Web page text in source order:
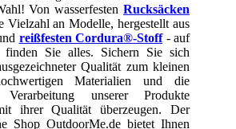
Von wasserfesten Rucksäcken
Vielzahl an Modelle, hergestellt aus
reißfesten Cordura®-Stoff- auf
finden Sie alles. Sichern Sie sich
Qualität zum kleinen
Materialien und die
Verarbeitung unserer Produkte
ihrer Qualität überzeugen. Der
Shop OutdoorMe.de bietet Ihnen